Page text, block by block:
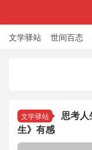
文学驿站 世间百态
文学驿站
思考
生》有感